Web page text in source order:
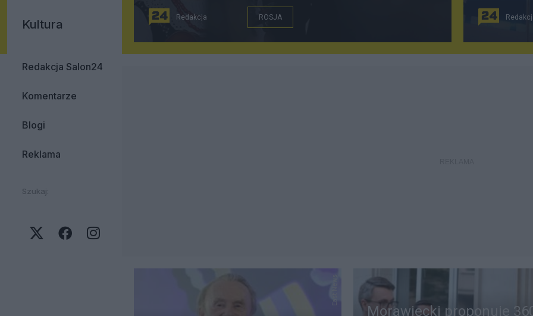
Kultura
Redakcja Salon24
Komentarze
Blogi
Reklama
Szukaj:
Redakcja ROSJA
Morawiecki proponuje